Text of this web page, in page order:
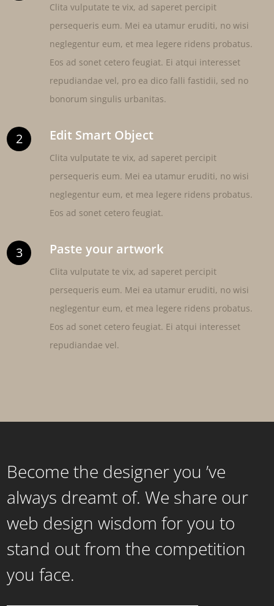
Clita vulputate te vix, ad saperet percipit
persequeris eum. Mei ea utamur eruditi, no wisi
neglegentur eum, et mea legere ridens probatus.
Eos ad sonet cetero feugiat. Ei atqui interesset
repudiandae vel, pro ea dico falli fastidii, sed no
bonorum singulis urbanitas.
2 Edit Smart Object
Clita vulputate te vix, ad saperet percipit
persequeris eum. Mei ea utamur eruditi, no wisi
neglegentur eum, et mea legere ridens probatus.
Eos ad sonet cetero feugiat.
3 Paste your artwork
Clita vulputate te vix, ad saperet percipit
persequeris eum. Mei ea utamur eruditi, no wisi
neglegentur eum, et mea legere ridens probatus.
Eos ad sonet cetero feugiat. Ei atqui interesset
repudiandae vel.
Become the designer you ’ve
always dreamt of. We share our
web design wisdom for you to
stand out from the competition
you face.